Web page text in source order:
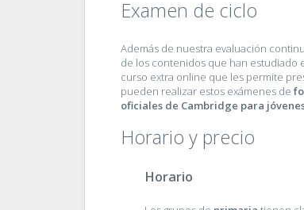
Examen de ciclo
Además de nuestra evaluación
de los contenidos que han estudiado
curso extra online que les permite
pueden realizar estos exámenes de
oficiales de Cambridge para jóvenes
Horario y precio
Horario